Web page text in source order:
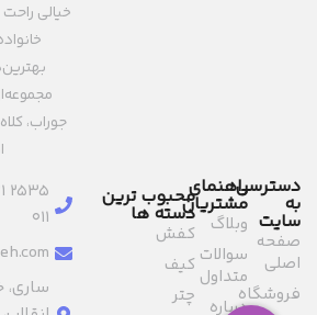
خیالی
جوراب،
دسترسی
به
سایت
صفحه
اصلی
فروشگاه
راهنمای
مشتریان
وبلاگ
سوالات
متداول
درباره
محبوب ترین
دسته ها
کفش
کیف
چتر
011
ساری،